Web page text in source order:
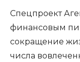
Спецпроект
финансовым
сокращение
числа